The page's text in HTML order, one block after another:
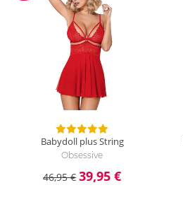
Babydoll plus String
Obsessive
46,95 € 39,95 €